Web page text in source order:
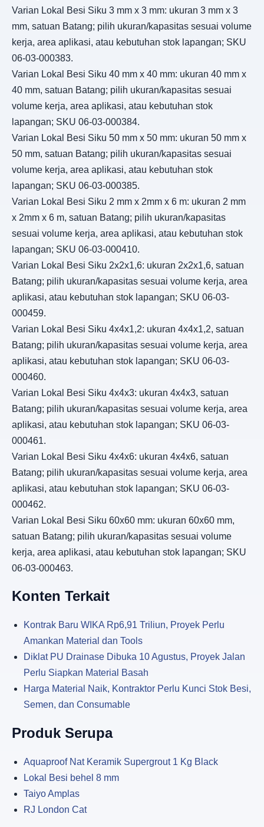
Varian Lokal Besi Siku 3 mm x 3 mm: ukuran 3 mm x 3
mm, satuan Batang; pilih ukuran/kapasitas sesuai volume
kerja, area aplikasi, atau kebutuhan stok lapangan; SKU
06-03-000383.
Varian Lokal Besi Siku 40 mm x 40 mm: ukuran 40 mm x
40 mm, satuan Batang; pilih ukuran/kapasitas sesuai
volume kerja, area aplikasi, atau kebutuhan stok
lapangan; SKU 06-03-000384.
Varian Lokal Besi Siku 50 mm x 50 mm: ukuran 50 mm x
50 mm, satuan Batang; pilih ukuran/kapasitas sesuai
volume kerja, area aplikasi, atau kebutuhan stok
lapangan; SKU 06-03-000385.
Varian Lokal Besi Siku 2 mm x 2mm x 6 m: ukuran 2 mm
x 2mm x 6 m, satuan Batang; pilih ukuran/kapasitas
sesuai volume kerja, area aplikasi, atau kebutuhan stok
lapangan; SKU 06-03-000410.
Varian Lokal Besi Siku 2x2x1,6: ukuran 2x2x1,6, satuan
Batang; pilih ukuran/kapasitas sesuai volume kerja, area
aplikasi, atau kebutuhan stok lapangan; SKU 06-03-
000459.
Varian Lokal Besi Siku 4x4x1,2: ukuran 4x4x1,2, satuan
Batang; pilih ukuran/kapasitas sesuai volume kerja, area
aplikasi, atau kebutuhan stok lapangan; SKU 06-03-
000460.
Varian Lokal Besi Siku 4x4x3: ukuran 4x4x3, satuan
Batang; pilih ukuran/kapasitas sesuai volume kerja, area
aplikasi, atau kebutuhan stok lapangan; SKU 06-03-
000461.
Varian Lokal Besi Siku 4x4x6: ukuran 4x4x6, satuan
Batang; pilih ukuran/kapasitas sesuai volume kerja, area
aplikasi, atau kebutuhan stok lapangan; SKU 06-03-
000462.
Varian Lokal Besi Siku 60x60 mm: ukuran 60x60 mm,
satuan Batang; pilih ukuran/kapasitas sesuai volume
kerja, area aplikasi, atau kebutuhan stok lapangan; SKU
06-03-000463.
Konten Terkait
Kontrak Baru WIKA Rp6,91 Triliun, Proyek Perlu
Amankan Material dan Tools
Diklat PU Drainase Dibuka 10 Agustus, Proyek Jalan
Perlu Siapkan Material Basah
Harga Material Naik, Kontraktor Perlu Kunci Stok Besi,
Semen, dan Consumable
Produk Serupa
Aquaproof Nat Keramik Supergrout 1 Kg Black
Lokal Besi behel 8 mm
Taiyo Amplas
RJ London Cat